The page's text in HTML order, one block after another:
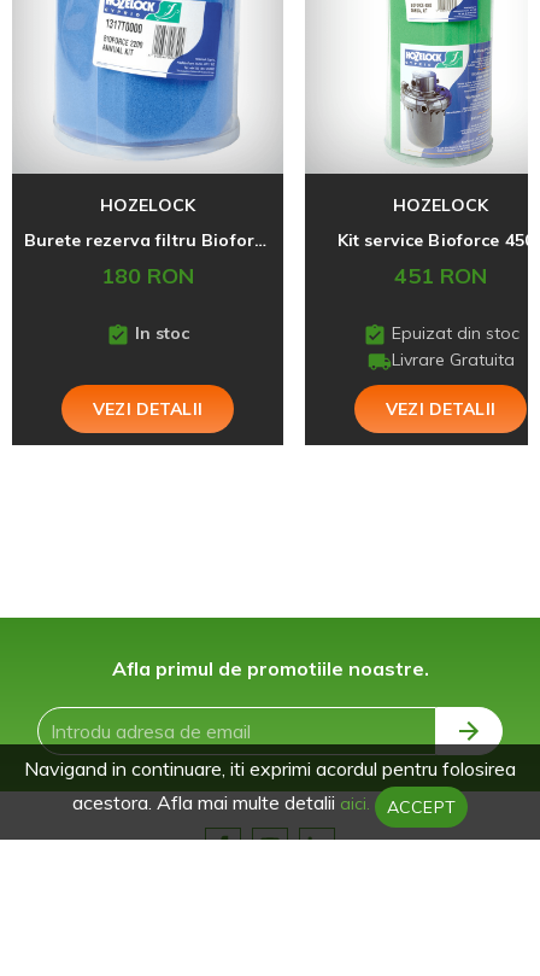
HOZELOCK
Burete rezerva filtru Bioforce 2200
180 RON
In stoc
VEZI DETALII
HOZELOCK
Kit service Bioforce
451 RON
Epuizat din stoc
Livrare Gratuita
VEZI DETALII
Afla primul de promotiile noastre.
Navigand in continuare, iti exprimi acordul pentru folosirea
acestora. Afla mai multe detalii aici. ACCEPT